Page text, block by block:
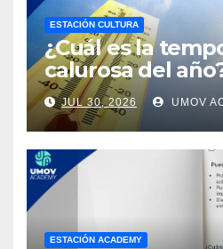
ESTACIÓN CULTURA
¿Cuál es la
calurosa del
JUL 30, 2026 UMOV
ESTACIÓN ACADEMY